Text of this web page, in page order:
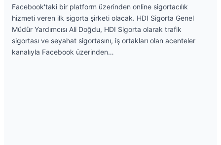
Facebook'taki bir platform üzerinden online sigortacılık
hizmeti veren ilk sigorta şirketi olacak. HDI Sigorta Genel
Müdür Yardımcısı Ali Doğdu, HDI Sigorta olarak trafik
sigortası ve seyahat sigortasını, iş ortakları olan acenteler
kanalıyla Facebook üzerinden…